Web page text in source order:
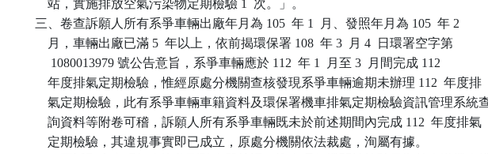
    站，實施排放空氣污染物定期檢驗 1  次。」。
三、卷查訴願人所有系爭車輛出廠年月為 105  年 1  月、發照年月為 105  年 2
    月，車輛出廠已滿 5  年以上，依前揭環保署 108  年 3  月 4  日環署空字第
     1080013979 號公告意旨，系爭車輛應於 112  年 1  月至 3  月間完成 112
    年度排氣定期檢驗，惟經原處分機關查核發現系爭車輛逾期未辦理 112  年度排
氣定期檢驗，此有系爭車輛車籍資料及環保署機車排氣定期檢驗資訊管理系統
    詢資料等附卷可稽，訴願人所有系爭車輛既未於前述期間內完成 112  年度排氣
    定期檢驗，其違規事實即已成立，原處分機關依法裁處，洵屬有據。